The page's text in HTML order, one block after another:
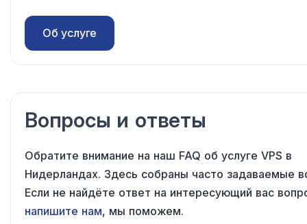
Об услуге
Вопросы и ответы
Обратите внимание на наш FAQ об услуге VPS в
Нидерландах. Здесь собраны часто задаваемые
Если не найдёте ответ на интересующий вас
напишите нам, мы поможем.